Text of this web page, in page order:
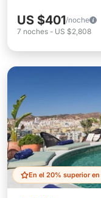
US $401/noche
7 noches - US $2,808